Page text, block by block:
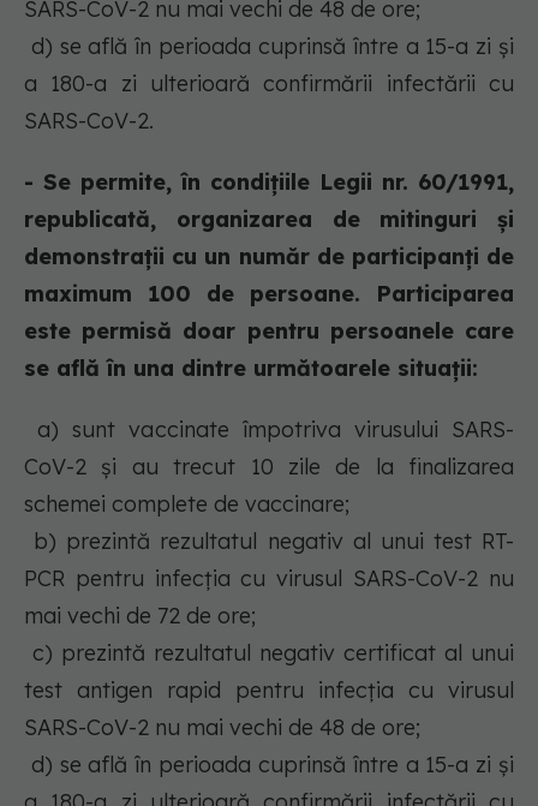
SARS-CoV-2 nu mai vechi de 48 de ore;
d) se află în perioada cuprinsă între a 15-a zi și
a 180-a zi ulterioară confirmării infectării cu
SARS-CoV-2.
- Se permite, în condițiile Legii nr. 60/1991,
republicată, organizarea de mitinguri și
demonstrații cu un număr de participanți de
maximum 100 de persoane. Participarea
este permisă doar pentru persoanele care
se află în una dintre următoarele situații:
a) sunt vaccinate împotriva virusului SARS-
CoV-2 și au trecut 10 zile de la finalizarea
schemei complete de vaccinare;
b) prezintă rezultatul negativ al unui test RT-
PCR pentru infecția cu virusul SARS-CoV-2 nu
mai vechi de 72 de ore;
c) prezintă rezultatul negativ certificat al unui
test antigen rapid pentru infecția cu virusul
SARS-CoV-2 nu mai vechi de 48 de ore;
d) se află în perioada cuprinsă între a 15-a zi și